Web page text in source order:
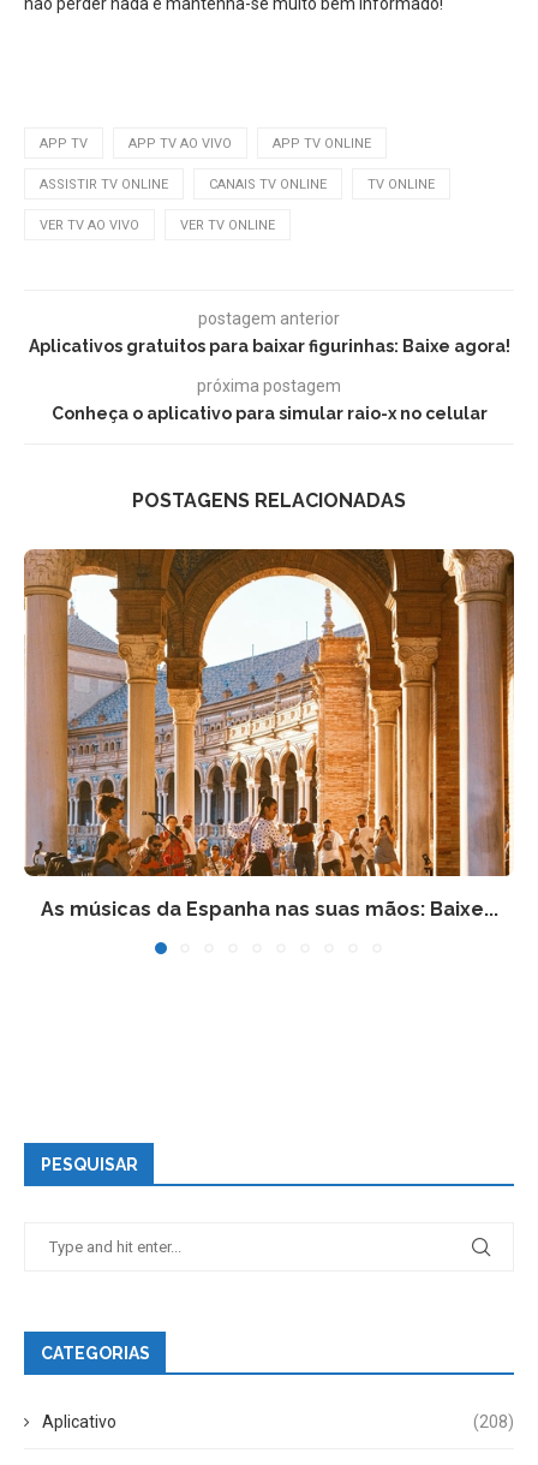
APP TV APP TV AO VIVO APP TV ONLINE
ASSISTIR TV ONLINE CANAIS TV ONLINE TV ONLINE
VER TV AO VIVO VER TV ONLINE
postagem anterior
Aplicativos gratuitos para baixar figurinhas: Baixe agora!
próxima postagem
Conheça o aplicativo para simular raio-x no celular
POSTAGENS RELACIONADAS
As músicas da Espanha nas suas mãos: Baixe...
PESQUISAR
CATEGORIAS
Aplicativo (208)